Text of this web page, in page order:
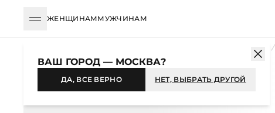
ЖЕНЩИНАММУЖЧИНАМ
ВАШ ГОРОД — МОСКВА?
ДА, ВСЕ ВЕРНО НЕТ, ВЫБРАТЬ ДРУГОЙ